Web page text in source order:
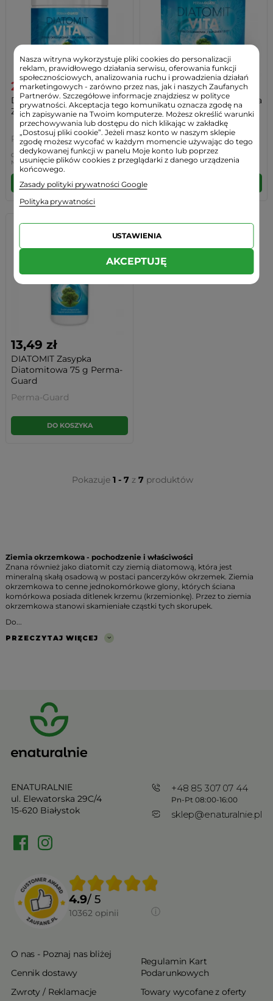
22,49 zł
DIATOMIT VITA Amorficzna
Ziemia Okrzemkowa...
Perma-Guard
Cena regularna:27,49 zł-18%(5,00 zł)
Najniższa cena: 27,49 zł-18%(5,00zł)
DO KOSZYKA
56,00 zł
DIATOMIT VITA Amorficzna
Ziemia Okrzemkowa...
Perma-Guard
13,49 zł
DIATOMIT Zasypka
Diatomitowa 75 g Perma-
Guard
Perma-Guard
DO KOSZYKA
Pokazuje 1 - 7 z 7 produktów
Ziemia okrzemkowa - pochodzenie i właściwości
Znana również jako diatomit czy ziemią diatomową, która jest
mineralną skałą osadową w postaci pancerzyków okrzemek. Ziemia
okrzemkowa to cenne jednokomórkowe glony, których ściana
komórkowa posiada ditlenek krzemu (krzemionkę). Przez to ziemia
okrzemkowa stanowi skamieniałe cząstki tych skorupek.
Do...
PRZECZYTAJ WIĘCEJ
ENATURALNIE
ul. Elewatorska 29C/4
15-620 Białystok
+48 85 307 07 44
Pn-Pt 08:00-16:00
sklep@enaturalnie.pl
4.9/ 5
10362 opinii
O nas - Poznaj nas bliżej
Cennik dostawy
Zwroty / Reklamacje
Regulamin Kart
Podarunkowych
Towary wycofane z oferty
Nasza witryna wykorzystuje pliki cookies do personalizacji
reklam, prawidłowego działania serwisu, oferowania funkcji
społecznościowych, analizowania ruchu i prowadzienia działań
marketingowych - zarówno przez nas, jak i naszych Zaufanych
Partnerów. Szczegółowe informacje znajdziesz w polityce
prywatności. Akceptacja tego komunikatu oznacza zgodę na
ich zapisywanie na Twoim komputerze. Możesz określić warunki
przechowywania lub dostępu do nich klikając w zakładkę
„Dostosuj pliki cookie”. Jeżeli masz konto w naszym sklepie
zgodę możesz wycofać w każdym momencie używając do tego
dedykowanej funkcji w panelu Moje konto lub poprzez
usunięcie plików cookies z przeglądarki z danego urządzenia
końcowego.
Zasady polityki prywatności Google
Polityka prywatności
USTAWIENIA
AKCEPTUJĘ